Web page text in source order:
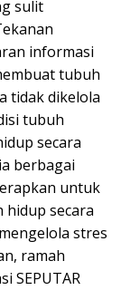
sulit
informasi
tubuh
tidak dikelola
tubuh
secara
berbagai
untuk
secara
stres
ramah
SEPUTAR